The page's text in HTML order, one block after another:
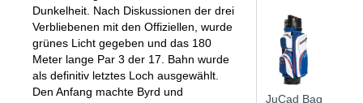
KINDER GOLFSCHLÄGER
KOMPLETTSETS
HEADS
KINDER GOLFSCHUHE
DAMEN
CAPS
GÜRTEL & SOCKEN
HERREN GOLFHANDSCHUHE
DAMEN GOLFHANDSCHUHE
KINDER GOLFHANDSCHUHE
ZUBEHÖR
ENTFERNUNGSMESSER
REGENSCHIRME
HANDTÜCHER
KOMPONENTEN
GRIFFE
GUTSCHEINE
GUTSCHEINE
SALE
Dunkelheit. Nach Diskussionen der drei
Verbliebenen mit den Offiziellen, wurde
grünes Licht gegeben und das 180
Meter lange Par 3 der 17. Bahn wurde
als definitiv letztes Loch ausgewählt.
Den Anfang machte Byrd und
JuCad Bag